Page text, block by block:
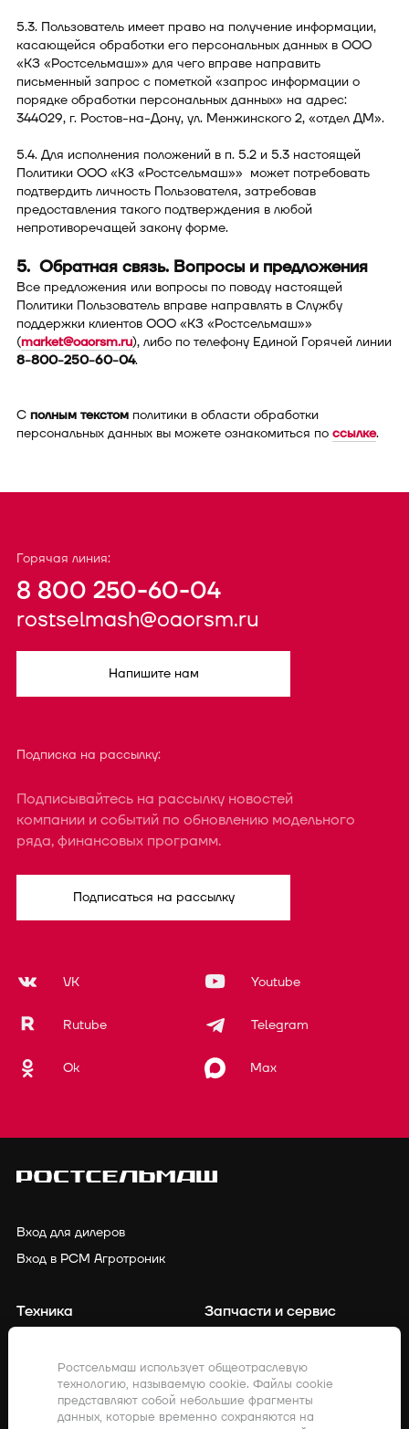
5.3. Пользователь имеет право на получение информации,
касающейся обработки его персональных данных в ООО
«КЗ «Ростсельмаш»» для чего вправе направить
письменный запрос с пометкой «запрос информации о
порядке обработки персональных данных» на адрес:
344029, г. Ростов-на-Дону, ул. Менжинского 2, «отдел ДМ».
5.4. Для исполнения положений в п. 5.2 и 5.3 настоящей
Политики ООО «КЗ «Ростсельмаш»» может потребовать
подтвердить личность Пользователя, затребовав
предоставления такого подтверждения в любой
непротиворечащей закону форме.
5. Обратная связь. Вопросы и предложения
Все предложения или вопросы по поводу настоящей
Политики Пользователь вправе направлять в Службу
поддержки клиентов ООО «КЗ «Ростсельмаш»»
(market@oaorsm.ru), либо по телефону Единой Горячей линии
8-800-250-60-04.
С полным текстом политики в области обработки
персональных данных вы можете ознакомиться по ссылке.
Горячая линия:
8 800 250-60-04
rostselmash@oaorsm.ru
Напишите нам
Подписка на рассылку:
Подписывайтесь на рассылку новостей
компании и событий по обновлению модельного
ряда, финансовых программ.
Подписаться на рассылку
VK Youtube
Rutube Telegram
Ok Max
Вход для дилеров
Вход в РСМ Агротроник
Техника
Точное земледелие
Закупки
Запчасти и сервис
Клиенты о нас
Акции
Ростсельмаш использует общеотраслевую
технологию, называемую cookie. Файлы cookie
представляют собой небольшие фрагменты
данных, которые временно сохраняются на